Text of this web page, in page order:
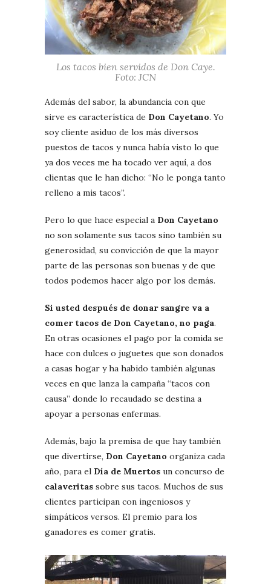
Los tacos bien servidos de Don Caye.
Foto: JCN
Además del sabor, la abundancia con que
sirve es característica de Don Cayetano. Yo
soy cliente asiduo de los más diversos
puestos de tacos y nunca había visto lo que
ya dos veces me ha tocado ver aquí, a dos
clientas que le han dicho: “No le ponga tanto
relleno a mis tacos”.
Pero lo que hace especial a Don Cayetano
no son solamente sus tacos sino también su
generosidad, su convicción de que la mayor
parte de las personas son buenas y de que
todos podemos hacer algo por los demás.
Si usted después de donar sangre va a
comer tacos de Don Cayetano, no paga.
En otras ocasiones el pago por la comida se
hace con dulces o juguetes que son donados
a casas hogar y ha habido también algunas
veces en que lanza la campaña “tacos con
causa” donde lo recaudado se destina a
apoyar a personas enfermas.
Además, bajo la premisa de que hay también
que divertirse, Don Cayetano organiza cada
año, para el Día de Muertos un concurso de
calaveritas sobre sus tacos. Muchos de sus
clientes participan con ingeniosos y
simpáticos versos. El premio para los
ganadores es comer gratis.